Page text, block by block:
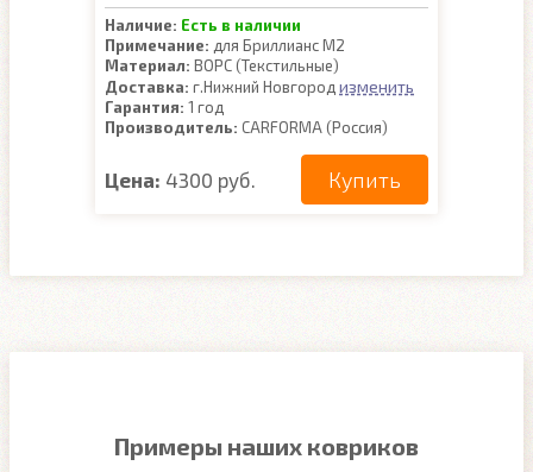
Наличие: Есть в наличии
Примечание: для Бриллианс М2
Материал: ВОРС (Текстильные)
Доставка: г.Нижний Новгород изменить
Гарантия: 1 год
Производитель: CARFORMA (Россия)
Цена: 4300 руб. Купить
Примеры наших ковриков